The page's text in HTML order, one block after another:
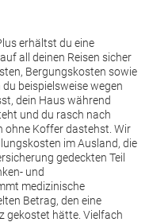
erhältst du eine
all deinen Reisen sicher
Bergungskosten sowie
beispielsweise wegen
dein Haus während
und du rasch nach
ohne Koffer dastehst. Wir
im Ausland, die
gedeckten Teil
und
medizinische
Betrag, den eine
gekostet hätte. Vielfach